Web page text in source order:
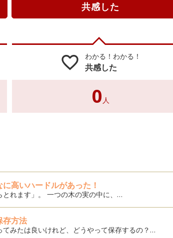
共感した
favorite_border わかる！わかる！
共感した
0 人
高いハードルがあった！
れます」。 一つの木の実の中に、…
存方法
みたは良いけれど、どうやって保存するの？…